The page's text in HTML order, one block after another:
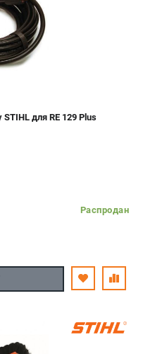
для RE 129 Plus
Распродан